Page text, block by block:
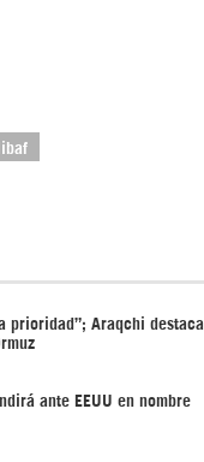
prioridad”; Araqchi destaca
ante EEUU en nombre